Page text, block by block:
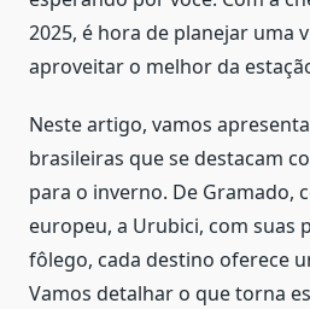
2025, é hora de planejar uma
aproveitar o melhor da
Neste artigo, vamos
brasileiras que se destacam
para o inverno. De Gramado,
europeu, a Urubici, com suas
fôlego, cada destino oferece
Vamos detalhar o que torna